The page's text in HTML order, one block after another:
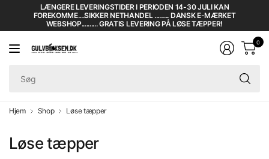
LÆNGERE LEVERINGSTIDER I PERIODEN 14-30 JULI KAN
FOREKOMME....SIKKER NETHANDEL ......... DANSK E-MÆRKET
WEBSHOP.......... GRATIS LEVERING PÅ LØSE TÆPPER!
0
Hjem Shop Løse tæpper
Løse tæpper